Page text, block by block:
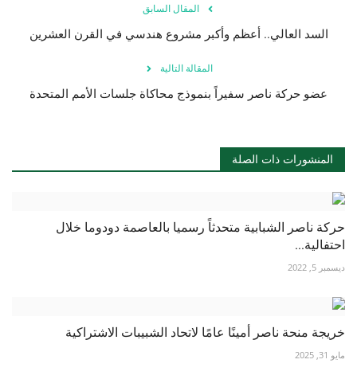
French
Arabic
المقال السابق
السد العالي.. أعظم وأكبر مشروع هندسي في القرن العشرين
المقالة التالية
عضو حركة ناصر سفيراً بنموذج محاكاة جلسات الأمم المتحدة
المنشورات ذات الصلة
حركة ناصر الشبابية متحدثاً رسميا بالعاصمة دودوما خلال
احتفالية...
ديسمبر 5, 2022
خريجة منحة ناصر أمينًا عامًا لاتحاد الشبيبات الاشتراكية
مايو 31, 2025